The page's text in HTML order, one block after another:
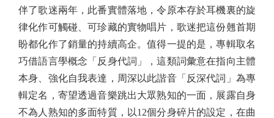
伴了歌迷兩年，此番實體落地，令原本存於耳機裏的旋
律化作可觸碰、可珍藏的實物唱片，歌迷把這份翹首期
盼都化作了銷量的持續高企。值得一提的是，專輯取名
巧借語言學概念「反身代詞」，這類詞彙意在指向主體
本身、強化自我表達，周深以此諧音「反深代詞」為專
輯定名，寄望透過音樂跳出大眾熟知的一面，展露自身
不為人熟知的多面特質，以12個分身碎片的設定，在曲